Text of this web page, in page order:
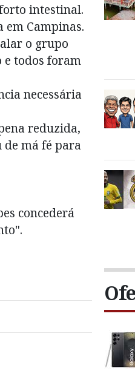
intestinal.
Campinas.
o grupo
e todos foram
necessária
reduzida,
má fé para
concederá